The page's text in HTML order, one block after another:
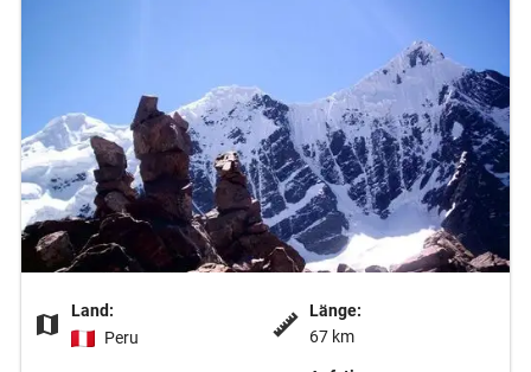
Land:
Peru
Länge:
67 km